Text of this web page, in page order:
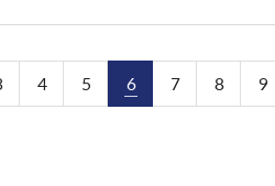
4 5 6 7 8 9